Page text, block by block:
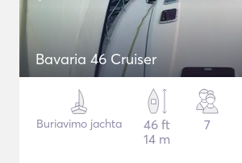
Bavaria 46 Cruiser
Buriavimo jachta
46 ft
14 m
7